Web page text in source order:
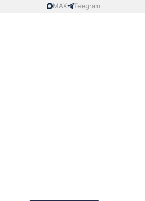
MAX Telegram